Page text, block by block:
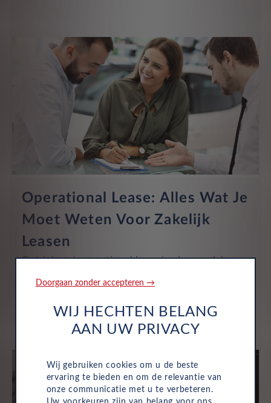
Operational Lease: Alles Wat Je
Moet Weten Voor Zakelijk
Leasen
Ontdek wat operational lease is, de voordelen
Lees meer over Leasys.
Doorgaan zonder accepteren →
WIJ HECHTEN BELANG
AAN UW PRIVACY
Wij gebruiken cookies om u de beste
ervaring te bieden en om de relevantie van
onze communicatie met u te verbeteren.